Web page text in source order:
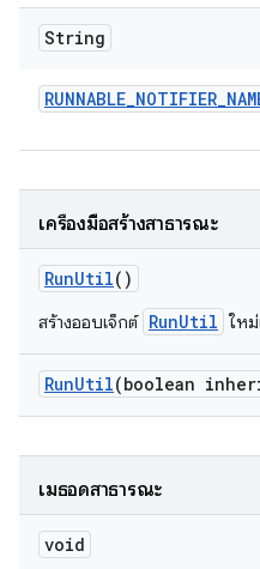
String
RUNNABLE_NOTIFIER_
เครื่องมือสร้างสาธารณะ
RunUtil()
สร้างออบเจ็กต์ RunUtil ใหม่
RunUtil(boolean
เมธอดสาธารณะ
void